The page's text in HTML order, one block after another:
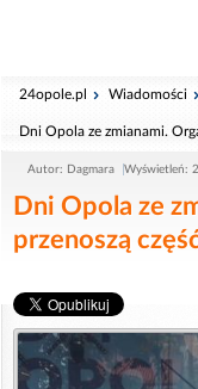
24opole.pl Wiadomości
Dni Opola ze zmianami.
Autor: Dagmara Wyświetleń:
Dni Opola ze
przenoszą